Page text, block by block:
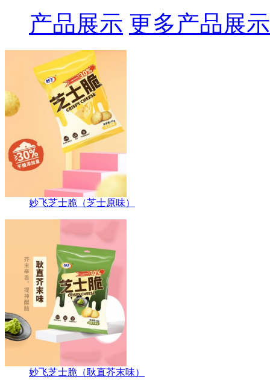
产品展示 更多产品展示
妙飞芝士脆（芝士原味）
妙飞芝士脆（耿直芥末味）